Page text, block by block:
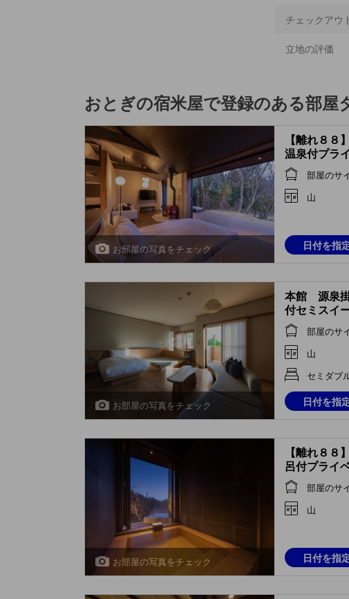
チェックアウ
立地の評価
おとぎの宿米屋で登録のある部屋
お部屋の写真をチェック
【離れ８８
温泉付プラ
イン
Hot Spring
部屋のサ
山
日付を指
お部屋の写真をチェック
本館 源泉
付セミスイ
音』 (Semi-
Open-air
(Uraraka na
Building) )
部屋のサ
山
セミダブ
日付を指
お部屋の写真をチェック
【離れ８８
呂付プライ
(Private
Open-air
Cypress
部屋のサ
山
日付を指